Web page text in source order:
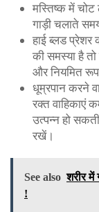
मस्तिष्क में
गाड़ी चलाते
हाई ब्लड
की समस्या है
और नियमित
धूम्रपान करने
रक्त वाहिकाएं
उत्पन्न हो
रखें।
See also शरीर में
!